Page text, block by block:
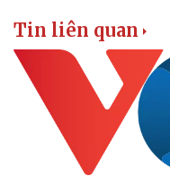
Doanh nghiệp
Thông tin doanh nghiệp
Doanh nghiệp 24h
Doanh nhân
Vì cộng đồng
Tin liên quan